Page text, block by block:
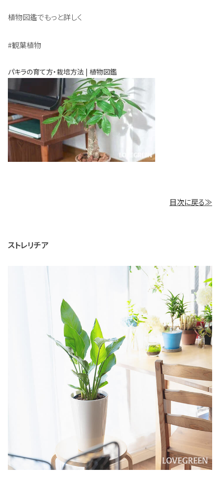
植物図鑑でもっと詳しく
#観葉植物
パキラの育て方・栽培方法 | 植物図鑑
目次に戻る≫
ストレリチア